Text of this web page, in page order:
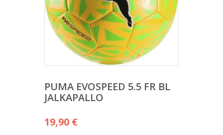
PUMA EVOSPEED 5.5 FR BL
JALKAPALLO
19,90 €